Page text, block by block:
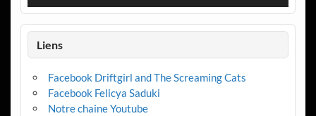
Liens
Facebook Driftgirl and The Screaming Cats
Facebook Felicya Saduki
Notre chaine Youtube